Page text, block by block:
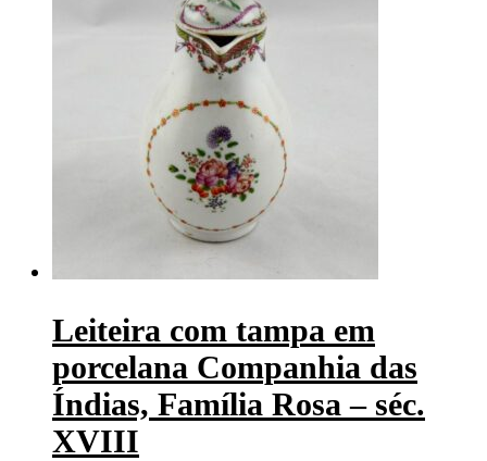
Leiteira com tampa em
porcelana Companhia das
Índias, Família Rosa – séc.
XVIII